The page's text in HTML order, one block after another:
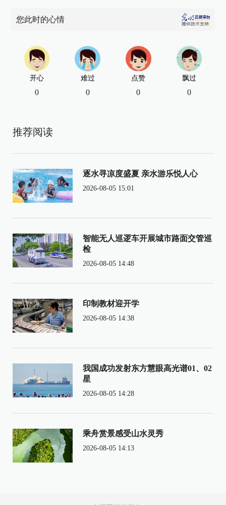
您此时的心情
开心
0
难过
0
点赞
0
飘过
0
推荐阅读
逐水寻凉度盛夏 亲水游乐悦人心
2026-08-05 15:01
智能无人巡逻车开展城市路面交管巡
检
2026-08-05 14:48
印制教材迎开学
2026-08-05 14:38
我国成功发射东方慧眼高光谱01、02
星
2026-08-05 14:28
乘舟赏景感受山水灵秀
2026-08-05 14:13